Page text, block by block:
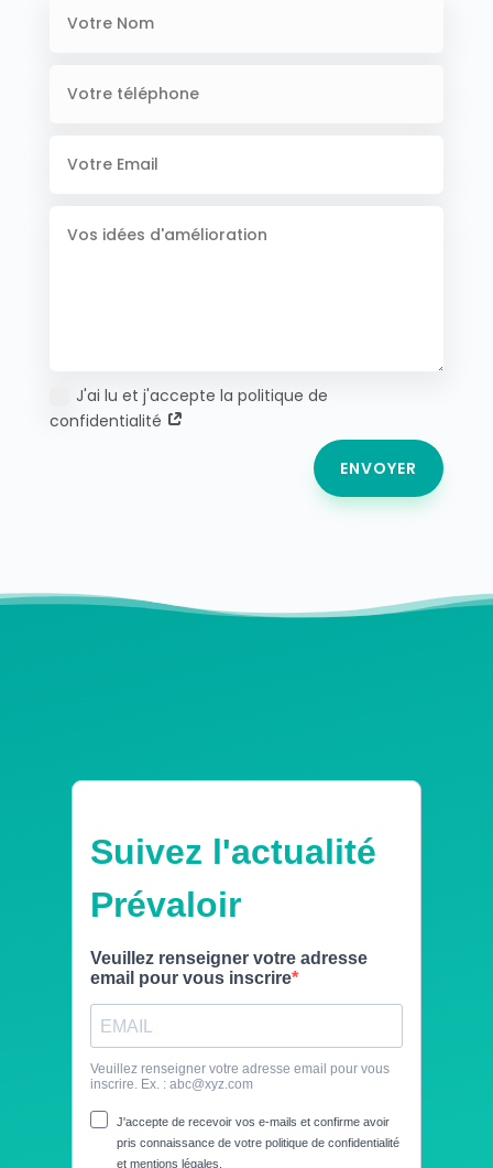
J'ai lu et j'accepte la politique de
confidentialité
ENVOYER